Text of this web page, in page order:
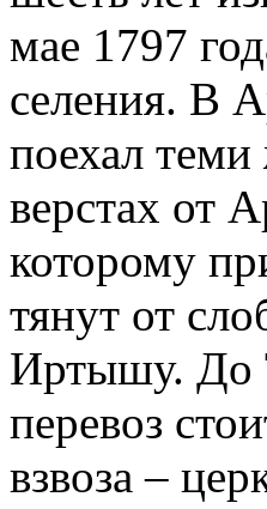
мае 1797
селения. В
поехал
верстах от
которому
тянут от
Иртышу. До
перевоз
взвоза –